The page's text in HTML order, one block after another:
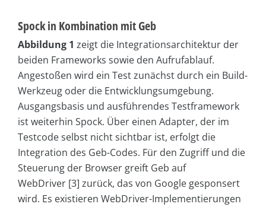
Spock in Kombination mit Geb
Abbildung 1 zeigt die Integrationsarchitektur der
beiden Frameworks sowie den Aufrufablauf.
Angestoßen wird ein Test zunächst durch ein Build-
Werkzeug oder die Entwicklungsumgebung.
Ausgangsbasis und ausführendes Testframework
ist weiterhin Spock. Über einen Adapter, der im
Testcode selbst nicht sichtbar ist, erfolgt die
Integration des Geb-Codes. Für den Zugriff und die
Steuerung der Browser greift Geb auf
WebDriver [3] zurück, das von Google gesponsert
wird. Es existieren WebDriver-Implementierungen